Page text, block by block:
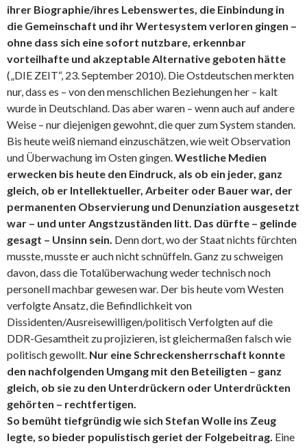
ihrer Biographie/ihres Lebenswertes, die Einbindung in
die Gemeinschaft und ihr Wertesystem verloren gingen –
ohne dass sich eine sofort nutzbare, erkennbar
vorteilhafte und akzeptable Alternative geboten hätte
(„DIE ZEIT“, 23. September 2010). Die Ostdeutschen merkten
nur, dass es – von den menschlichen Beziehungen her – kalt
wurde in Deutschland. Das aber waren – wenn auch auf andere
Weise – nur diejenigen gewohnt, die quer zum System standen.
Bis heute weiß niemand einzuschätzen, wie weit Observation
und Überwachung im Osten gingen.Westliche Medien
erwecken bis heute den Eindruck, als ob ein jeder, ganz
gleich, ob er Intellektueller, Arbeiter oder Bauer war, der
permanenten Observierung und Denunziation ausgesetzt
war – und unter Angstzuständen litt. Das dürfte – gelinde
gesagt – Unsinn sein. Denn dort, wo der Staat nichts fürchten
musste, musste er auch nicht schnüffeln. Ganz zu schweigen
davon, dass die Totalüberwachung weder technisch noch
personell machbar gewesen war. Der bis heute vom Westen
verfolgte Ansatz, die Befindlichkeit von
Dissidenten/Ausreisewilligen/politisch Verfolgten auf die
DDR-Gesamtheit zu projizieren, ist gleichermaßen falsch wie
politisch gewollt. Nur eine Schreckensherrschaft konnte
den nachfolgenden Umgang mit den Beteiligten – ganz
gleich, ob sie zu den Unterdrückern oder Unterdrückten
gehörten – rechtfertigen.
So bemüht tiefgründig wie sich Stefan Wolle ins Zeug
legte, so bieder populistisch geriet der Folgebeitrag. Eine